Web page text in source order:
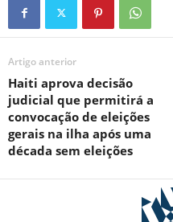
Artigo anterior
Haiti aprova decisão
judicial que permitirá a
convocação de eleições
gerais na ilha após uma
década sem eleições